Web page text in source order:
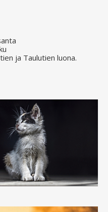
ja Taulutien luona.